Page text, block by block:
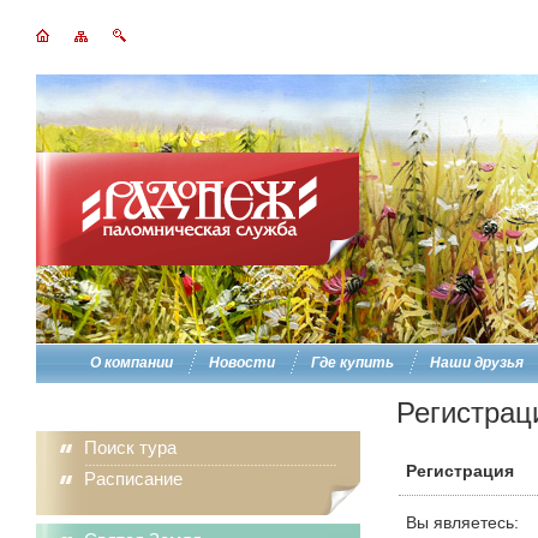
О компании Новости Где купить Наши друзья
Поиск тура
Расписание
Регистрация
Вы являетесь: